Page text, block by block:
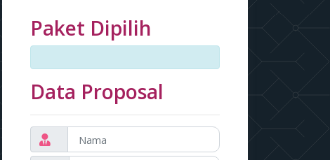
Paket Dipilih
Data Proposal